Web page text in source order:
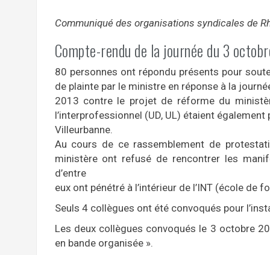
Communiqué des organisations syndicales de
Compte-rendu de la journée du 3
80 personnes ont répondu présents pour
de plainte par le ministre en réponse à la
2013 contre le projet de réforme du
l’interprofessionnel (UD, UL) étaient
Villeurbanne.
Au cours de ce rassemblement de
ministère ont refusé de rencontrer les
d’entre
eux ont pénétré à l’intérieur de l’INT (école
Seuls 4 collègues ont été convoqués pour
Les deux collègues convoqués le 3 octobre
en bande organisée ».